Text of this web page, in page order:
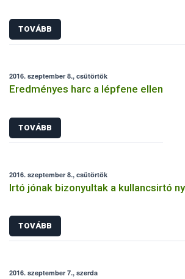
TOVÁBB
2016. szeptember 8., csütörtök
Eredményes harc a lépfene ellen
TOVÁBB
2016. szeptember 8., csütörtök
Irtó jónak bizonyultak a kullancsirtó
TOVÁBB
2016. szeptember 7., szerda